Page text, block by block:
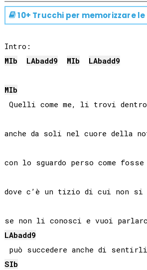
10+ Trucchi per memorizzare
MIb
LAbadd9 MIb LAbadd9
MIb
Quelli come me, li trovi
anche da soli nel cuore della
con lo sguardo perso come
dove c’è un tizio di cui non si
LAbadd9
SIb